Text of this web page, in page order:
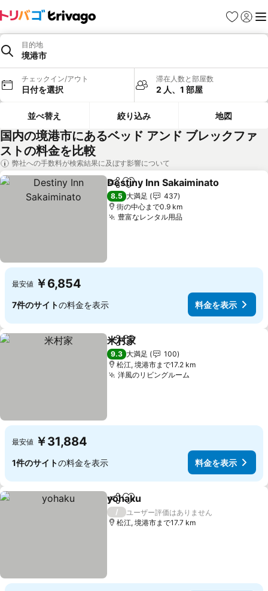
お気に入り
ログイ
メ
目的地
境港市
チェックイン/アウト
日付を選択
滞在人数と部屋数
2 人、1 部屋
並べ替え 絞り込み 地図
国内の境港市にあるベッド アンド ブレックファ
ストの料金を比較
弊社への手数料が検索結果に及ぼす影響について
シェアお気に入りに追加
Destiny Inn Sakaiminato
8.5 大満足
437
街の中心まで0.9 km
豊富なレンタル用品料金を表示
最安値 ￥6,854
7件のサイトの料金を表示 料金を表示
シェアお気に入りに追加
米村家
9.3 大満足
100
松江, 境港市まで17.2 km
洋風のリビングルーム
最安値 ￥31,884
1件のサイトの料金を表示 料金を表示
シェアお気に入りに追加
yohaku
/
ユーザー評価はありません
松江, 境港市まで17.7 km